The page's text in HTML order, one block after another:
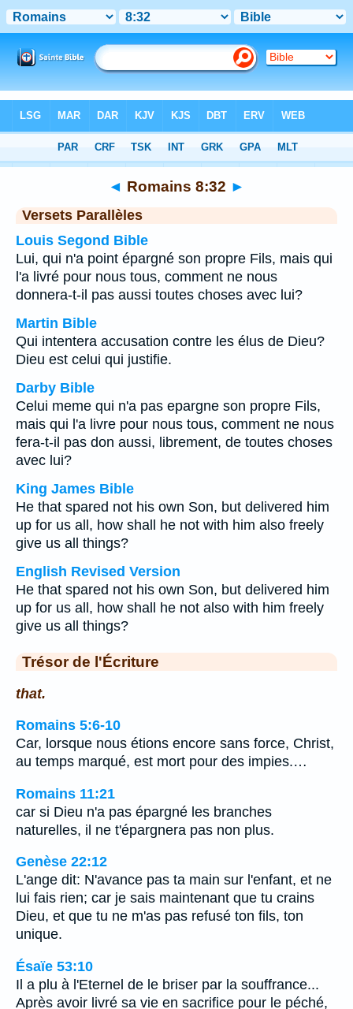
Chapitre 8 > Verset 32
◄ Romains 8:32 ►
Versets Parallèles
Louis Segond Bible
Lui, qui n'a point épargné son propre Fils, mais qui
l'a livré pour nous tous, comment ne nous
donnera-t-il pas aussi toutes choses avec lui?
Martin Bible
Qui intentera accusation contre les élus de Dieu?
Dieu est celui qui justifie.
Darby Bible
Celui meme qui n'a pas epargne son propre Fils,
mais qui l'a livre pour nous tous, comment ne nous
fera-t-il pas don aussi, librement, de toutes choses
avec lui?
King James Bible
He that spared not his own Son, but delivered him
up for us all, how shall he not with him also freely
give us all things?
English Revised Version
He that spared not his own Son, but delivered him
up for us all, how shall he not also with him freely
give us all things?
Trésor de l'Écriture
that.
Romains 5:6-10
Car, lorsque nous étions encore sans force, Christ,
au temps marqué, est mort pour des impies.…
Romains 11:21
car si Dieu n'a pas épargné les branches
naturelles, il ne t'épargnera pas non plus.
Genèse 22:12
L'ange dit: N'avance pas ta main sur l'enfant, et ne
lui fais rien; car je sais maintenant que tu crains
Dieu, et que tu ne m'as pas refusé ton fils, ton
unique.
Ésaïe 53:10
Il a plu à l'Eternel de le briser par la souffrance...
Après avoir livré sa vie en sacrifice pour le péché,